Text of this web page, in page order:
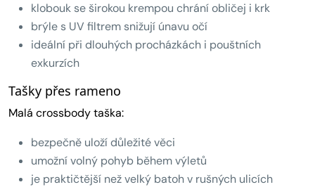
klobouk se širokou krempou chrání obličej i krk
brýle s UV filtrem snižují únavu očí
ideální při dlouhých procházkách i pouštních
exkurzích
Tašky přes rameno
Malá crossbody taška:
bezpečně uloží důležité věci
umožní volný pohyb během výletů
je praktičtější než velký batoh v rušných ulicích